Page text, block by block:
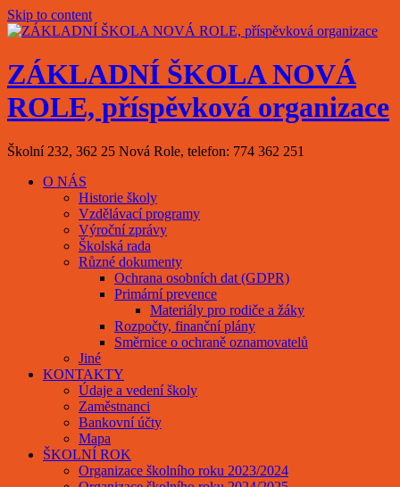
Skip to content
ZÁKLADNÍ ŠKOLA NOVÁ
ROLE, příspěvková organizace
Školní 232, 362 25 Nová Role, telefon: 774 362 251
O NÁS
Historie školy
Vzdělávací programy
Výroční zprávy
Školská rada
Různé dokumenty
Ochrana osobních dat (GDPR)
Primární prevence
Materiály pro rodiče a žáky
Rozpočty, finanční plány
Směrnice o ochraně oznamovatelů
Jiné
KONTAKTY
Údaje a vedení školy
Zaměstnanci
Bankovní účty
Mapa
ŠKOLNÍ ROK
Organizace školního roku 2023/2024